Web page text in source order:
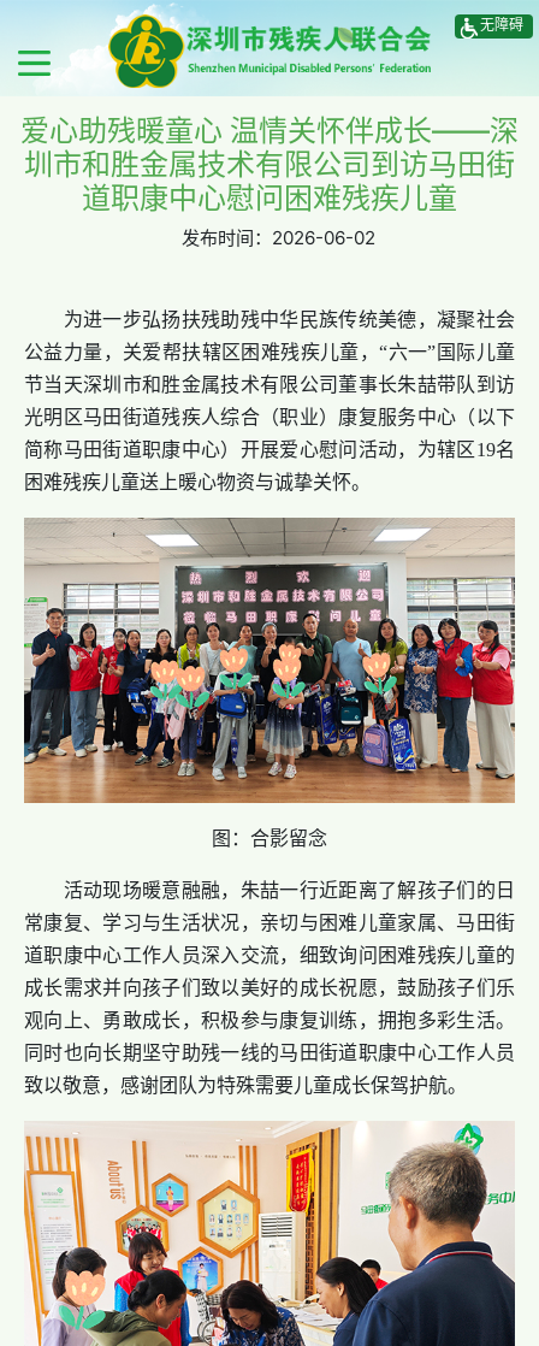
无障碍
爱心助残暖童心 温情关怀伴成长——深
圳市和胜金属技术有限公司到访马田街
道职康中心慰问困难残疾儿童
发布时间： 2026-06-02
为进一步弘扬扶残助残中华民族传统美德，凝聚社会
公益力量，关爱帮扶辖区困难残疾儿童，“六一”国际儿童
节当天深圳市和胜金属技术有限公司董事长朱喆带队到访
光明区马田街道残疾人综合（职业）康复服务中心（以下
简称马田街道职康中心）开展爱心慰问活动，为辖区19名
困难残疾儿童送上暖心物资与诚挚关怀。
图：合影留念
活动现场暖意融融， 朱喆一行近距离了解孩子们的日
常康复、学习与生活状况，亲切与困难儿童家属、马田街
道职康中心工作人员深入交流，细致询问困难残疾儿童的
成长需求并向孩子们致以美好的成长祝愿，鼓励孩子们乐
观向上、勇敢成长，积极参与康复训练，拥抱多彩生活。
同时也向长期坚守助残一线的马田街道职康中心工作人员
致以敬意，感谢团队为特殊需要儿童成长保驾护航。